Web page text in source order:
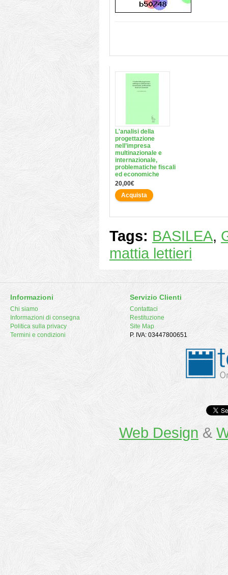
L'analisi della
progettazione
nell’impresa
multinazionale e
internazionale,
problematiche fiscali
ed economiche
20,00€
Acquista
Tags: BASILEA,
mattia lettieri
Informazioni
Chi siamo
Informazioni di consegna
Politica sulla privacy
Termini e condizioni
Servizio Clienti
Contattaci
Restituzione
Site Map
P. IVA: 03447800651
Web Design &